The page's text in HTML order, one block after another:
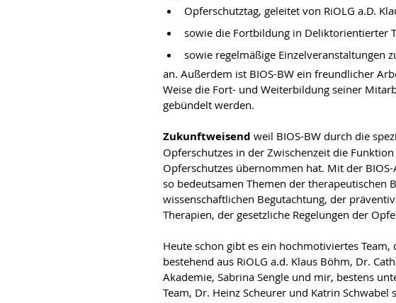
Opferschutztag, geleitet von RiOLG a.D.
sowie die Fortbildung in Deliktorientierter
sowie regelmäßige Einzelveranstaltungen
an. Außerdem ist BIOS-BW ein freundlicher
Weise die Fort- und Weiterbildung seiner
gebündelt werden.
Zukunftweisend weil BIOS-BW durch die
Opferschutzes in der Zwischenzeit die
Opferschutzes übernommen hat. Mit der
so bedeutsamen Themen der therapeutischen
wissenschaftlichen Begutachtung, der
Therapien, der gesetzliche Regelungen der
Heute schon gibt es ein hochmotiviertes
bestehend aus RiOLG a.d. Klaus Böhm, Dr.
Akademie, Sabrina Sengle und mir, bestens
Team, Dr. Heinz Scheurer und Katrin